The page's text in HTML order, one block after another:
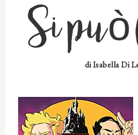
Si può
diIsabella Di